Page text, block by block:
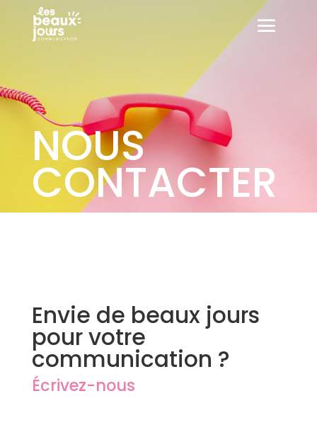
NOUS
CONTACTER
Envie de beaux jours
pour votre
communication ?
Écrivez-nous